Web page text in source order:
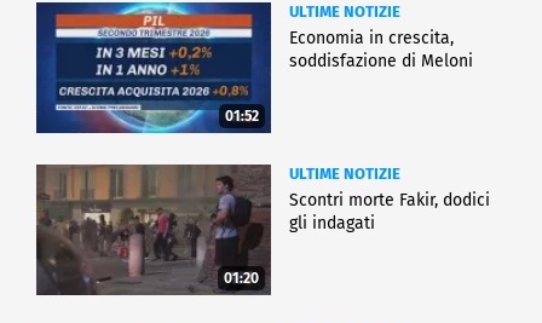
01:52
ULTIME NOTIZIE
Economia in crescita,
soddisfazione di Meloni
01:20
ULTIME NOTIZIE
Scontri morte Fakir, dodici
gli indagati